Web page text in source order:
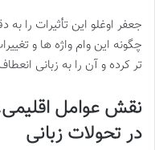
جعفر اوغلو این تأثیرات را
چگونه این وام واژه ها و
تر کرده و آن را به زبانی
نقش عوامل
در تحولات زبانی